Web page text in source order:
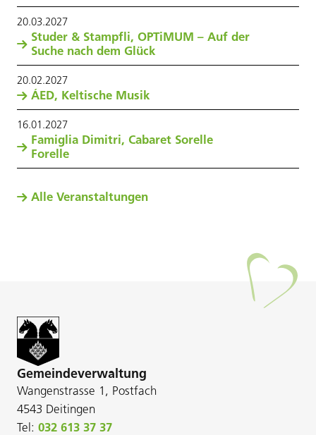
20.03.2027
Studer & Stampfli, OPTiMUM – Auf der
Suche nach dem Glück
20.02.2027
ÁED, Keltische Musik
16.01.2027
Famiglia Dimitri, Cabaret Sorelle
Forelle
Alle Veranstaltungen
Gemeindeverwaltung
Wangenstrasse 1, Postfach
4543 Deitingen
Tel: 032 613 37 37